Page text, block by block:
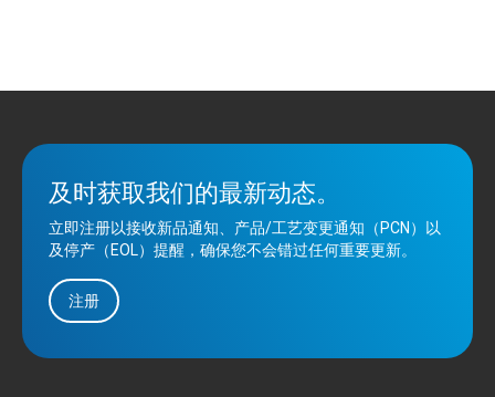
及时获取我们的最新动态。
立即注册以接收新品通知、产品/工艺变更通知（PCN）以
及停产（EOL）提醒，确保您不会错过任何重要更新。
注册